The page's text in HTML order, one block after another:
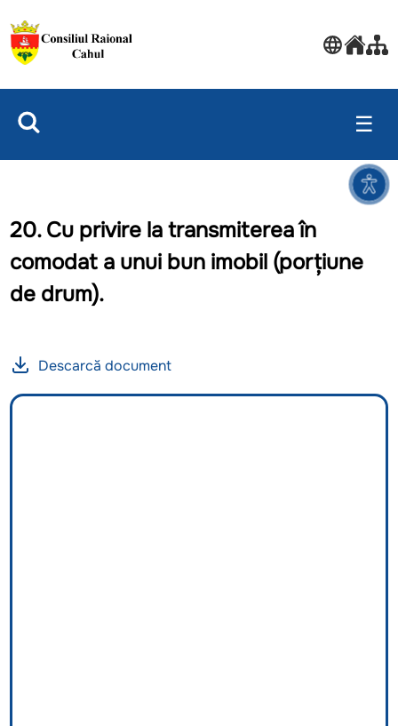
☰
20. Cu privire la transmiterea în
comodat a unui bun imobil (porțiune
de drum).
Descarcă document